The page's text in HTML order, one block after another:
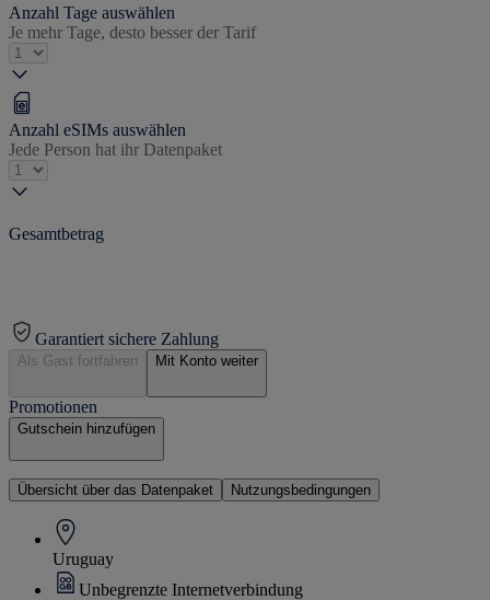
Anzahl Tage auswählen
Je mehr Tage, desto besser der Tarif
Anzahl eSIMs auswählen
Jede Person hat ihr Datenpaket
Gesamtbetrag
Garantiert sichere Zahlung
Als Gast fortfahren Mit Konto weiter
Promotionen
Gutschein hinzufügen
Übersicht über das Datenpaket Nutzungsbedingungen
Uruguay
Unbegrenzte Internetverbindung